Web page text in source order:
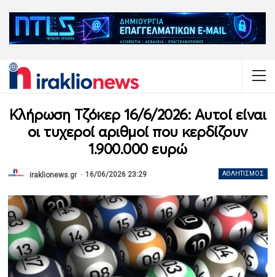
Κλήρωση Τζόκερ 16/6/2026: Αυτοί είναι
οι τυχεροί αριθμοί που κερδίζουν
1.900.000 ευρώ
ΑΘΛΗΤΙΣΜΌΣ
iraklionews.gr 16/06/2026 23:29